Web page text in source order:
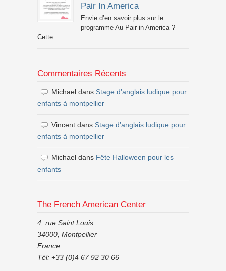
Pair In America
Envie d’en savoir plus sur le
programme Au Pair in America ?
Cette...
Commentaires Récents
Michael dans Stage d’anglais ludique pour
enfants à montpellier
Vincent dans Stage d’anglais ludique pour
enfants à montpellier
Michael dans Fête Halloween pour les
enfants
The French American Center
4, rue Saint Louis
34000, Montpellier
France
Tél: +33 (0)4 67 92 30 66